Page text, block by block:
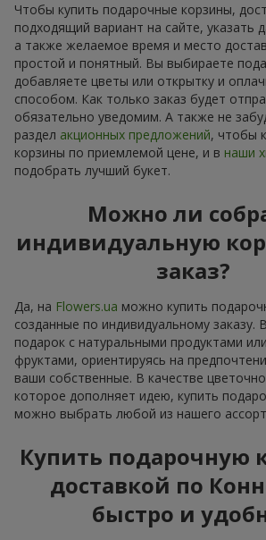
Чтобы купить подарочные корзины,
подходящий вариант на сайте, указать
а также желаемое время и место
простой и понятный. Вы выбираете
добавляете цветы или открытку и
способом. Как только заказ будет
обязательно уведомим. А также не
раздел акционных предложений, чтобы
корзины по приемлемой цене, и в наши
подобрать лучший букет.
Можно ли
индивидуальную
заказ?
Да, на Flowers.ua можно купить
созданные по индивидуальному
подарок с натуральными продуктами
фруктами, ориентируясь на
ваши собственные. В качестве
которое дополняет идею, купить
можно выбрать любой из нашего
Купить подарочную
доставкой по
быстро и